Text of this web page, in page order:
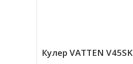
Кулер VATTEN V45SK